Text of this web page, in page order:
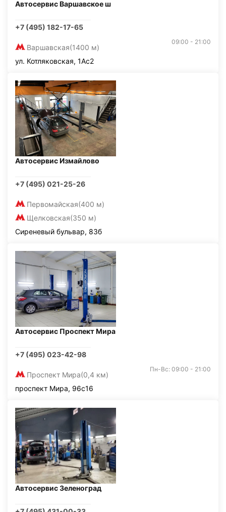
Автосервис Варшавское ш
+7 (495) 182-17-65
Варшавская(1400 м)
09:00 - 21:00
ул. Котляковская, 1Ас2
Автосервис Измайлово
+7 (495) 021-25-26
Первомайская(400 м)
Щелковская(350 м)
Сиреневый бульвар, 83б
Автосервис Проспект Мира
+7 (495) 023-42-98
Проспект Мира(0,4 км)
Пн-Вс: 09:00 - 21:00
проспект Мира, 96с16
Автосервис Зеленоград